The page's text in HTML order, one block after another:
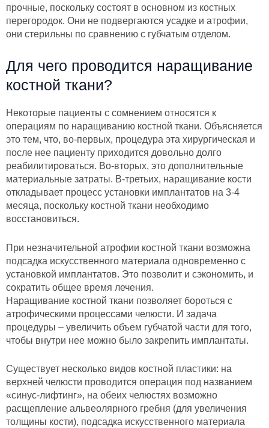
прочные, поскольку состоят в основном из костных
перегородок. Они не подвергаются усадке и атрофии,
они стерильны по сравнению с губчатым отделом.
Для чего проводится наращивание
костной ткани?
Некоторые пациенты с сомнением относятся к
операциям по наращиванию костной ткани. Объясняется
это тем, что, во-первых, процедура эта хирургическая и
после нее пациенту приходится довольно долго
реабилитироваться. Во-вторых, это дополнительные
материальные затраты. В-третьих, наращивание кости
откладывает процесс установки имплантатов на 3-4
месяца, поскольку костной ткани необходимо
восстановиться.
При незначительной атрофии костной ткани возможна
подсадка искусственного материала одновременно с
установкой имплантатов. Это позволит и сэкономить, и
сократить общее время лечения.
Наращивание костной ткани позволяет бороться с
атрофическими процессами челюсти. И задача
процедуры – увеличить объем губчатой части для того,
чтобы внутри нее можно было закрепить имплантаты.
Существует несколько видов костной пластики: на
верхней челюсти проводится операция под названием
«синус-лифтинг», на обеих челюстях возможно
расщепление альвеолярного гребня (для увеличения
толщины кости), подсадка искусственного материала